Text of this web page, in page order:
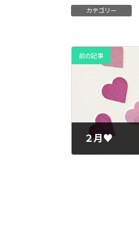
カテゴリー
前の記事
２月♥